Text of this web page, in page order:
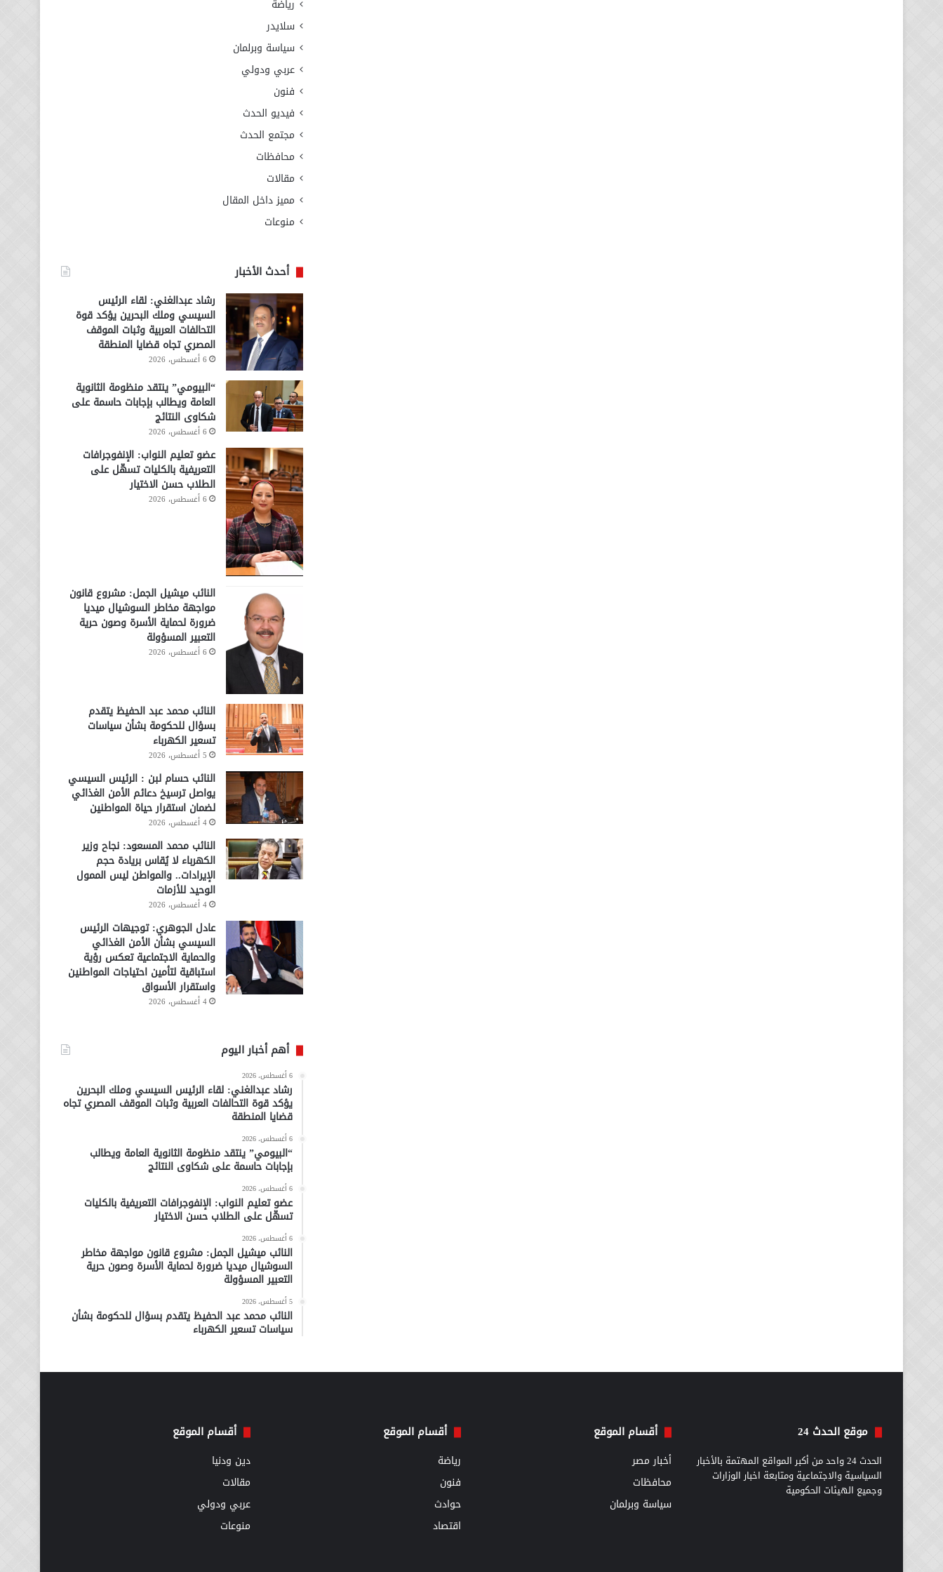
رياضة
سلايدر
سياسة وبرلمان
عربي ودولي
فنون
فيديو الحدث
مجتمع الحدث
محافظات
مقالات
مميز داخل المقال
منوعات
أحدث الأخبار
رشاد عبدالغني: لقاء الرئيس
السيسي وملك البحرين يؤكد قوة
التحالفات العربية وثبات الموقف
المصري تجاه قضايا المنطقة
6 أغسطس، 2026
“البيومي” ينتقد منظومة الثانوية
العامة ويطالب بإجابات حاسمة على
شكاوى النتائج
6 أغسطس، 2026
عضو تعليم النواب: الإنفوجرافات
التعريفية بالكليات تسهّل على
الطلاب حسن الاختيار
6 أغسطس، 2026
النائب ميشيل الجمل: مشروع قانون
مواجهة مخاطر السوشيال ميديا
ضرورة لحماية الأسرة وصون حرية
التعبير المسؤولة
6 أغسطس، 2026
النائب محمد عبد الحفيظ يتقدم
بسؤال للحكومة بشأن سياسات
تسعير الكهرباء
5 أغسطس، 2026
النائب حسام لبن : الرئيس السيسي
يواصل ترسيخ دعائم الأمن الغذائي
لضمان استقرار حياة المواطنين
4 أغسطس، 2026
النائب محمد المسعود: نجاح وزير
الكهرباء لا يُقاس بريادة حجم
الإيرادات.. والمواطن ليس الممول
الوحيد للأزمات
4 أغسطس، 2026
عادل الجوهري: توجيهات الرئيس
السيسي بشأن الأمن الغذائي
والحماية الاجتماعية تعكس رؤية
استباقية لتأمين احتياجات المواطنين
واستقرار الأسواق
4 أغسطس، 2026
أهم أخبار اليوم
6 أغسطس، 2026
رشاد عبدالغني: لقاء الرئيس السيسي وملك البحرين
يؤكد قوة التحالفات العربية وثبات الموقف المصري تجاه
قضايا المنطقة
6 أغسطس، 2026
“البيومي” ينتقد منظومة الثانوية العامة ويطالب
بإجابات حاسمة على شكاوى النتائج
6 أغسطس، 2026
عضو تعليم النواب: الإنفوجرافات التعريفية بالكليات
تسهّل على الطلاب حسن الاختيار
6 أغسطس، 2026
النائب ميشيل الجمل: مشروع قانون مواجهة مخاطر
السوشيال ميديا ضرورة لحماية الأسرة وصون حرية
التعبير المسؤولة
5 أغسطس، 2026
النائب محمد عبد الحفيظ يتقدم بسؤال للحكومة بشأن
سياسات تسعير الكهرباء
موقع الحدث 24
الحدث 24 واحد من أكبر المواقع المهتمة بالأخبار
السياسية والاجتماعية ومتابعة اخبار الوزارات
وجميع الهيئات الحكومية
أقسام الموقع
أخبار مصر
محافظات
سياسة وبرلمان
أقسام الموقع
رياضة
فنون
حوادث
اقتصاد
أقسام الموقع
دين ودنيا
مقالات
عربي ودولي
منوعات